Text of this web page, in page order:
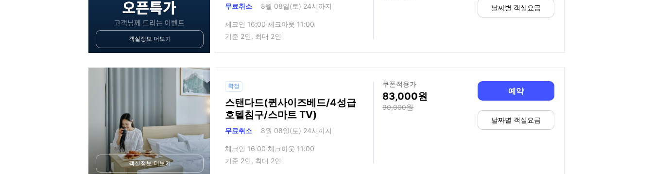
객실정보 더보기
무료취소 8월 08일(토) 24시까지
체크인 16:00 체크아웃 11:00
기준 2인, 최대 2인
날짜별 객실요금
객실정보 더보기
확정
스탠다드(퀸사이즈베드/4성급
호텔침구/스마트 TV)
무료취소 8월 08일(토) 24시까지
체크인 16:00 체크아웃 11:00
기준 2인, 최대 2인
쿠폰적용가
83,000
90,000
예약
날짜별 객실요금